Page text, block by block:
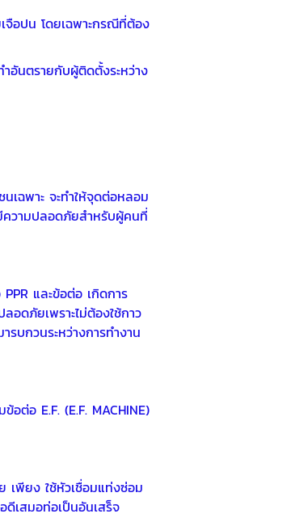
เจือปน โดยเฉพาะกรณีที่ต้อง
ำอันตรายกับผู้ติดตั้งระหว่าง
เฉพาะ จะทำให้จุดต่อหลอม
ความปลอดภัยสำหรับผู้คนที่
และข้อต่อ เกิดการ
อดภัยเพราะไม่ต้องใช้กาว
รบกวนระหว่างการทำงาน
อต่อ E.F. (E.F. MACHINE)
เพียง ใช้หัวเชื่อมแท่งซ่อม
เสมอท่อเป็นอันเสร็จ